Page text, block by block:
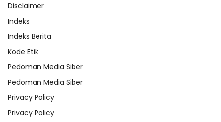
Disclaimer
Indeks
Indeks Berita
Kode Etik
Pedoman Media Siber
Pedoman Media Siber
Privacy Policy
Privacy Policy